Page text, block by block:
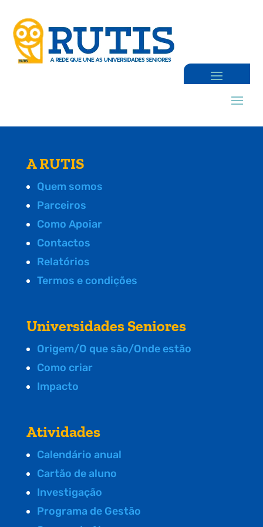
A RUTIS
Quem somos
Parceiros
Como Apoiar
Contactos
Relatórios
Termos e condições
Universidades Seniores
Origem/O que são/Onde estão
Como criar
Impacto
Atividades
Calendário anual
Cartão de aluno
Investigação
Programa de Gestão